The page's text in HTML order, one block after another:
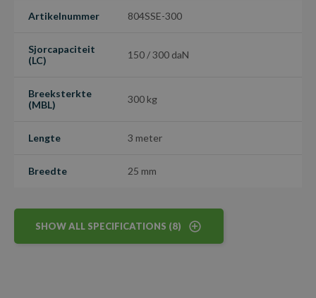
Artikelnummer 804SSE-300
Sjorcapaciteit
(LC)
150 / 300 daN
Breeksterkte
(MBL)
300 kg
Lengte 3 meter
Breedte 25 mm
SHOW ALL SPECIFICATIONS (8)